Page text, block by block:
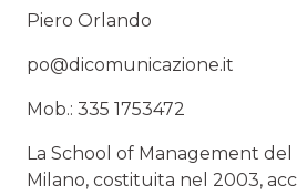
Piero Orlando
po@dicomunicazione.it
Mob.: 335 1753472
La School of Management
Milano, costituita nel 2003,